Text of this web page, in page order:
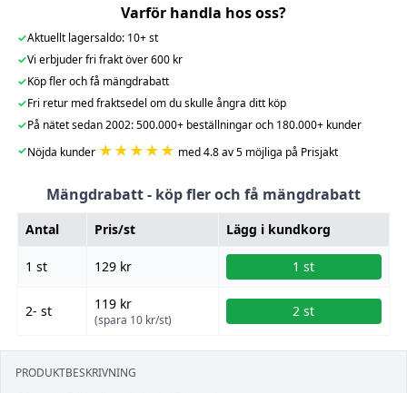
Varför handla hos oss?
✓Aktuellt lagersaldo: 10+ st
✓Vi erbjuder fri frakt över 600 kr
✓Köp fler och få mängdrabatt
✓Fri retur med fraktsedel om du skulle ångra ditt köp
✓På nätet sedan 2002: 500.000+ beställningar och 180.000+ kunder
✓Nöjda kunder ★★★★★ med 4.8 av 5 möjliga på Prisjakt
Mängdrabatt - köp fler och få mängdrabatt
Antal Pris/st Lägg i kundkorg
1 st 129 kr 1 st
2- st 119 kr
(spara 10 kr/st)
2 st
PRODUKTBESKRIVNING